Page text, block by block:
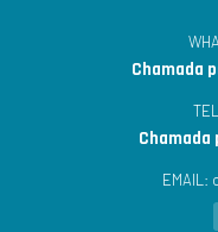
Chamada
EMAIL: